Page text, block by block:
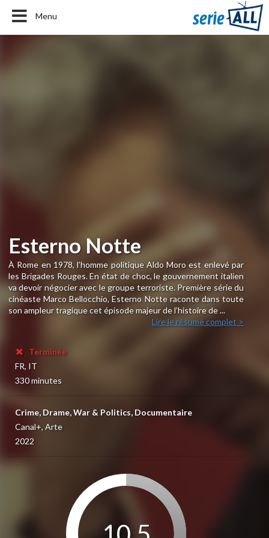
Menu
Esterno Notte
À Rome en 1978, l’homme politique Aldo Moro est enlevé par
les Brigades Rouges. En état de choc, le gouvernement italien
va devoir négocier avec le groupe terroriste. Première série du
cinéaste Marco Bellocchio, Esterno Notte raconte dans toute
son ampleur tragique cet épisode majeur de l’histoire de ...
Lire le résumé complet >
Terminée
FR, IT
330 minutes
Crime, Drame, War & Politics, Documentaire
Canal+, Arte
2022